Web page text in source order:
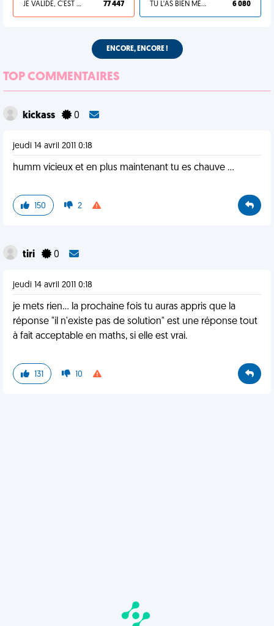
JE VALIDE, C'EST UNE VDM 77 447 TU L'AS BIEN MÉRITÉ 6 080
ENCORE, ENCORE !
TOP COMMENTAIRES
kickass 0
jeudi 14 avril 2011 0:18
humm vicieux et en plus maintenant tu es chauve ...
150 2
tiri 0
jeudi 14 avril 2011 0:18
je mets rien... la prochaine fois tu auras appris que la
réponse "il n'existe pas de solution" est une réponse tout
à fait acceptable en maths, si elle est vrai.
131 10